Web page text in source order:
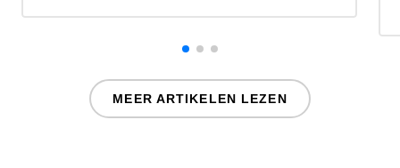
MEER ARTIKELEN LEZEN